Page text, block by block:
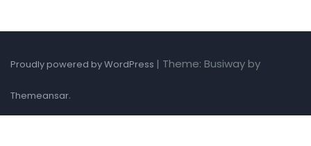
Proudly powered by WordPress | Theme: Busiway by
Themeansar.